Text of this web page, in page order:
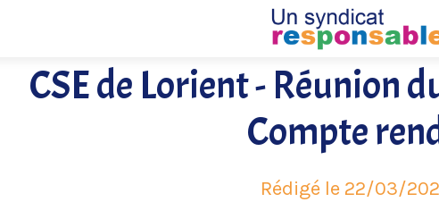
CSE de Lorient - Réunion
Compte
Rédigé le 22/03/